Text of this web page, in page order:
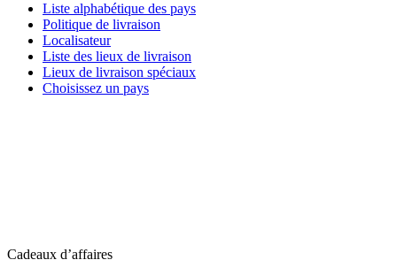
Liste alphabétique des pays
Politique de livraison
Localisateur
Liste des lieux de livraison
Lieux de livraison spéciaux
Choisissez un pays
Cadeaux d’affaires